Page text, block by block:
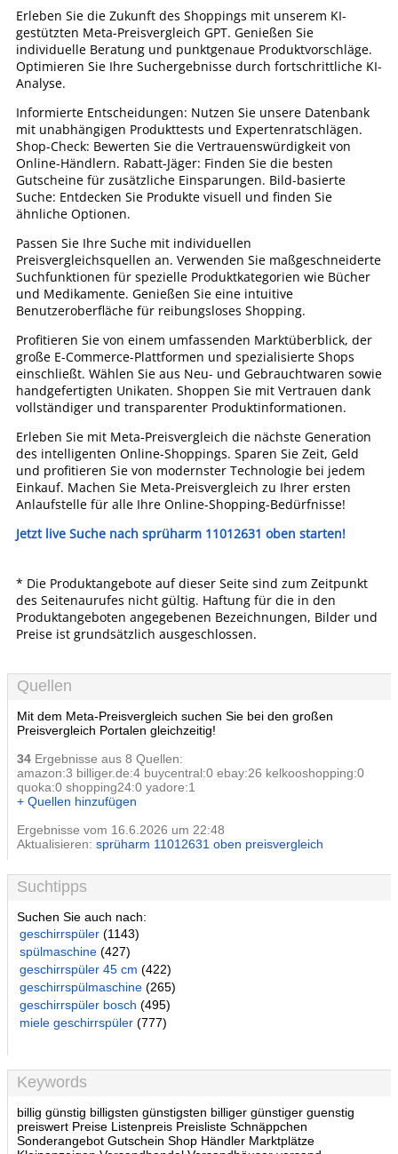
Erleben Sie die Zukunft des Shoppings mit unserem KI-
gestützten Meta-Preisvergleich GPT. Genießen Sie
individuelle Beratung und punktgenaue Produktvorschläge.
Optimieren Sie Ihre Suchergebnisse durch fortschrittliche KI-
Analyse.
Informierte Entscheidungen: Nutzen Sie unsere Datenbank
mit unabhängigen Produkttests und Expertenratschlägen.
Shop-Check: Bewerten Sie die Vertrauenswürdigkeit von
Online-Händlern. Rabatt-Jäger: Finden Sie die besten
Gutscheine für zusätzliche Einsparungen. Bild-basierte
Suche: Entdecken Sie Produkte visuell und finden Sie
ähnliche Optionen.
Passen Sie Ihre Suche mit individuellen
Preisvergleichsquellen an. Verwenden Sie maßgeschneiderte
Suchfunktionen für spezielle Produktkategorien wie Bücher
und Medikamente. Genießen Sie eine intuitive
Benutzeroberfläche für reibungsloses Shopping.
Profitieren Sie von einem umfassenden Marktüberblick, der
große E-Commerce-Plattformen und spezialisierte Shops
einschließt. Wählen Sie aus Neu- und Gebrauchtwaren sowie
handgefertigten Unikaten. Shoppen Sie mit Vertrauen dank
vollständiger und transparenter Produktinformationen.
Erleben Sie mit Meta-Preisvergleich die nächste Generation
des intelligenten Online-Shoppings. Sparen Sie Zeit, Geld
und profitieren Sie von modernster Technologie bei jedem
Einkauf. Machen Sie Meta-Preisvergleich zu Ihrer ersten
Anlaufstelle für alle Ihre Online-Shopping-Bedürfnisse!
Jetzt live Suche nach sprüharm 11012631 oben starten!
* Die Produktangebote auf dieser Seite sind zum Zeitpunkt
des Seitenaurufes nicht gültig. Haftung für die in den
Produktangeboten angegebenen Bezeichnungen, Bilder und
Preise ist grundsätzlich ausgeschlossen.
Quellen
Mit dem Meta-Preisvergleich suchen Sie bei den großen
Preisvergleich Portalen gleichzeitig!
34 Ergebnisse aus 8 Quellen:
amazon:3 billiger.de:4 buycentral:0 ebay:26 kelkooshopping:0
quoka:0 shopping24:0 yadore:1
+ Quellen hinzufügen
Ergebnisse vom 16.6.2026 um 22:48
Aktualisieren: sprüharm 11012631 oben preisvergleich
Suchtipps
Suchen Sie auch nach:
geschirrspüler (1143)
spülmaschine (427)
geschirrspüler 45 cm (422)
geschirrspülmaschine (265)
geschirrspüler bosch (495)
miele geschirrspüler (777)
Keywords
billig günstig billigsten günstigsten billiger günstiger guenstig
preiswert Preise Listenpreis Preisliste Schnäppchen
Sonderangebot Gutschein Shop Händler Marktplätze